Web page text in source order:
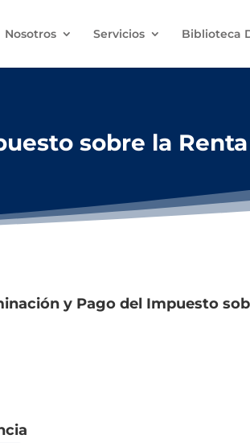
Nosotros Servicios Biblioteca
sobre la Renta
y Pago del Impuesto